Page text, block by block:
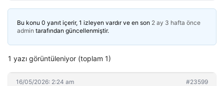
Bu konu 0 yanıt içerir, 1 izleyen vardır ve en son 2 ay 3 hafta önce
admin tarafından güncellenmiştir.
1 yazı görüntüleniyor (toplam 1)
16/05/2026: 2:24 am #23599